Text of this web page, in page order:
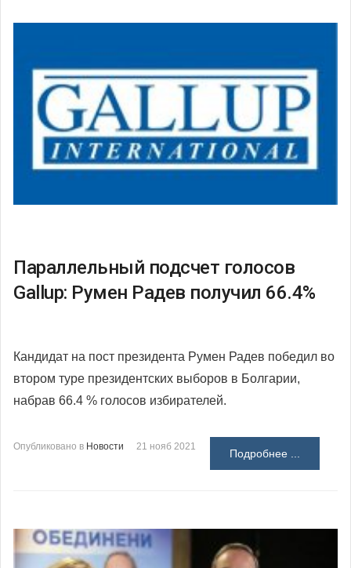
Параллельный подсчет голосов
Gallup: Румен Радев получил 66.4%
Кандидат на пост президента Румен Радев победил во
втором туре президентских выборов в Болгарии,
набрав 66.4 % голосов избирателей.
Опубликовано в Новости 21 нояб 2021
Подробнее ...